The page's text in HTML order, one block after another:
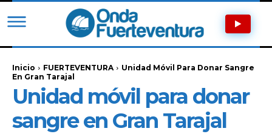
Inicio FUERTEVENTURA
Unidad Móvil Para Donar Sangre
En Gran Tarajal
Unidad móvil para donar
sangre en Gran Tarajal